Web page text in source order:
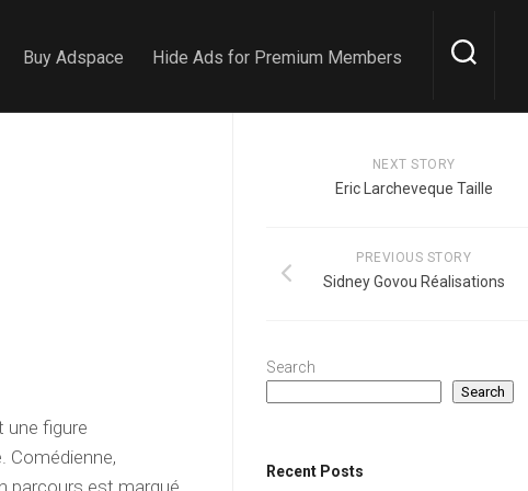
Buy Adspace Hide Ads for Premium Members
une figure
Comédienne,
parcours est marqué
NEXT STORY
Eric Larcheveque Taille
PREVIOUS STORY
Sidney Govou Réalisations
Search
Search
Recent Posts